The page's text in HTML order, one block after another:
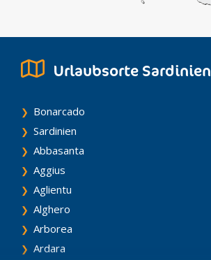
Urlaubsorte Sardinien
Bonarcado
Sardinien
Abbasanta
Aggius
Aglientu
Alghero
Arborea
Ardara